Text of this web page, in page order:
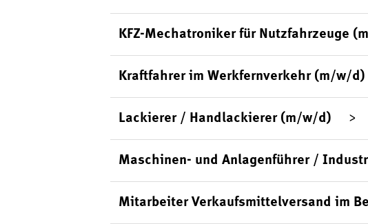
KFZ-Mechatroniker für Nutzfahrzeuge
Kraftfahrer im Werkfernverkehr (m/w/d)
Lackierer / Handlackierer (m/w/d)
Maschinen- und Anlagenführer /
Mitarbeiter Verkaufsmittelversand im